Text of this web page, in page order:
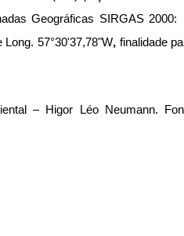
Geográficas SIRGAS 2000:
Long. 57°30'37,78"W, finalidade
– Higor Léo Neumann.